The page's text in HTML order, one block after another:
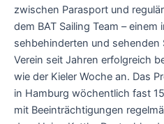
zwischen Parasport und
dem BAT Sailing Team –
sehbehinderten und sehenden
Verein seit Jahren erfolgreich
wie der Kieler Woche an. Das
in Hamburg wöchentlich fast
mit Beeinträchtigungen